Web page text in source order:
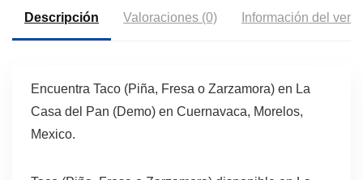
Descripción Valoraciones (0) Información del
Encuentra Taco (Piña, Fresa o Zarzamora) en La
Casa del Pan (Demo) en Cuernavaca, Morelos,
Mexico.